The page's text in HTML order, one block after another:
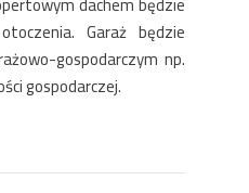
Garaż będzie
gospodarczym np.
gospodarczej.